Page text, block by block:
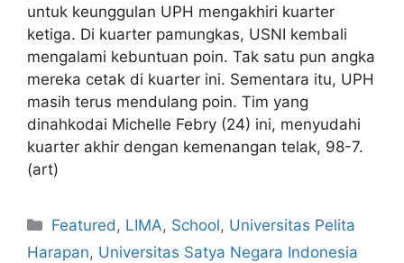
untuk keunggulan UPH mengakhiri kuarter
ketiga. Di kuarter pamungkas, USNI kembali
mengalami kebuntuan poin. Tak satu pun angka
mereka cetak di kuarter ini. Sementara itu, UPH
masih terus mendulang poin. Tim yang
dinahkodai Michelle Febry (24) ini, menyudahi
kuarter akhir dengan kemenangan telak, 98-7.
(art)
Featured, LIMA, School, Universitas Pelita
Harapan, Universitas Satya Negara Indonesia